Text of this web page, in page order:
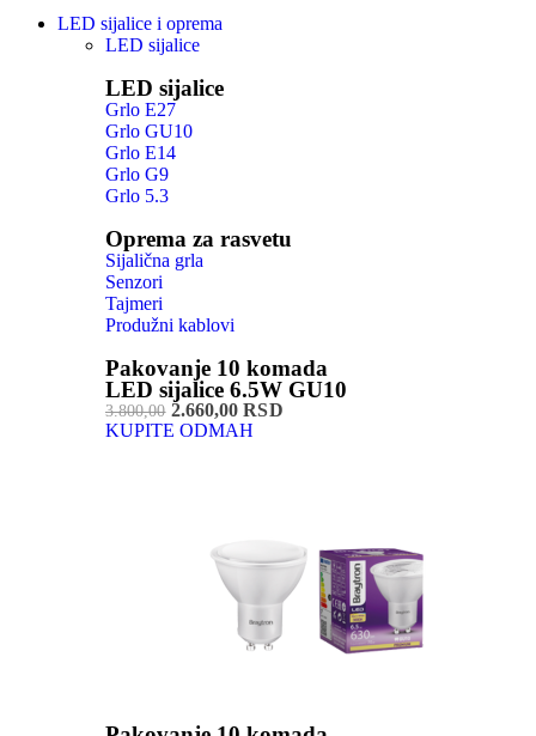
LED sijalice i oprema
LED sijalice
LED sijalice
Grlo E27
Grlo GU10
Grlo E14
Grlo G9
Grlo 5.3
Oprema za rasvetu
Sijalična grla
Senzori
Tajmeri
Produžni kablovi
Pakovanje 10 komada
LED sijalice 6.5W GU10
3.800,002.660,00 RSD
KUPITE ODMAH